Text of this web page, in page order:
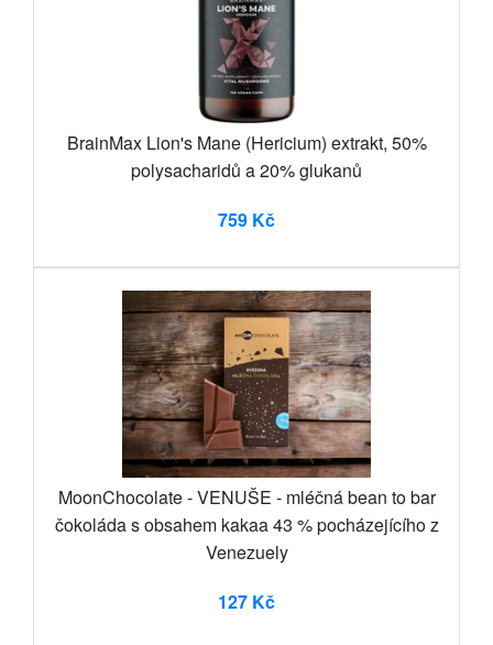
BrainMax Lion's Mane (Hericium) extrakt, 50%
polysacharidů a 20% glukanů
759 Kč
MoonChocolate - VENUŠE - mléčná bean to bar
čokoláda s obsahem kakaa 43 % pocházejícího z
Venezuely
127 Kč